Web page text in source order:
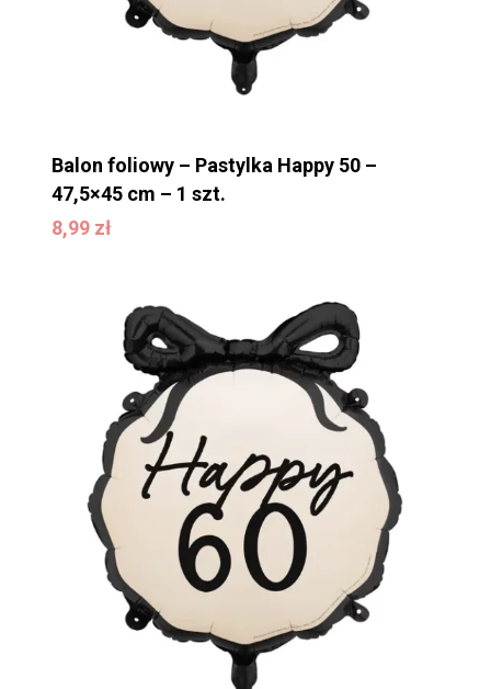
Balon foliowy – Pastylka Happy 50 –
47,5×45 cm – 1 szt.
8,99 zł
8,99